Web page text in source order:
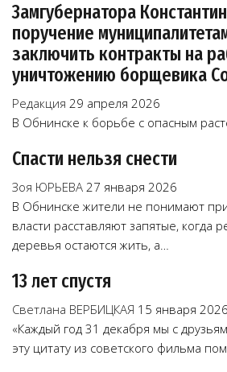
Замгубернатора
поручение
заключить контракты на
уничтожению борщевика
Редакция 29 апреля 2026
В Обнинске к борьбе с опасным
Спасти нельзя снести
Зоя ЮРЬЕВА 27 января 2026
В Обнинске жители не понимают
власти расставляют запятые, когда
деревья остаются жить, а…
13 лет спустя
Светлана ВЕРБИЦКАЯ 15 января 2026
«Каждый год 31 декабря мы с
эту цитату из советского фильма